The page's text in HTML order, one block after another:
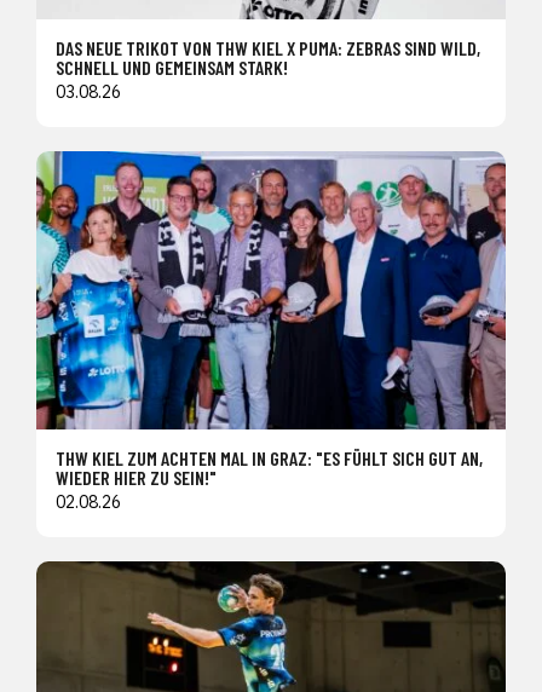
DAS NEUE TRIKOT VON THW KIEL X PUMA: ZEBRAS SIND WILD,
SCHNELL UND GEMEINSAM STARK!
03.08.26
THW KIEL ZUM ACHTEN MAL IN GRAZ: "ES FÜHLT SICH GUT AN,
WIEDER HIER ZU SEIN!"
02.08.26